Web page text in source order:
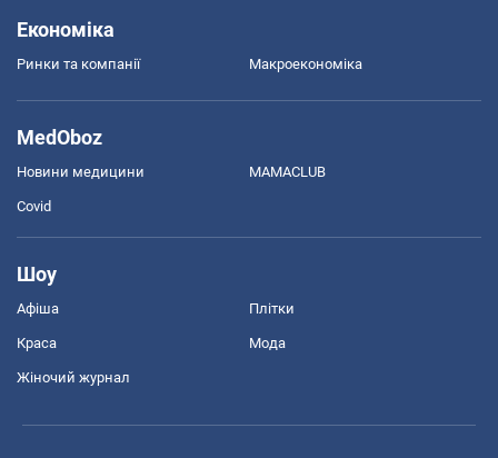
Економіка
Ринки та компанії Макроекономіка
MedOboz
Новини медицини MAMACLUB
Covid
Шоу
Афіша Плітки
Краса Мода
Жіночий журнал